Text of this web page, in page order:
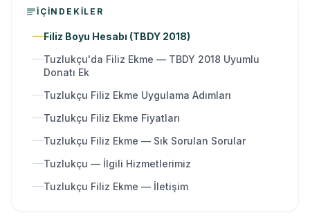
İÇINDEKILER
Filiz Boyu Hesabı (TBDY 2018)
Tuzlukçu'da Filiz Ekme — TBDY 2018 Uyumlu
Donatı Ek
Tuzlukçu Filiz Ekme Uygulama Adımları
Tuzlukçu Filiz Ekme Fiyatları
Tuzlukçu Filiz Ekme — Sık Sorulan Sorular
Tuzlukçu — İlgili Hizmetlerimiz
Tuzlukçu Filiz Ekme — İletişim